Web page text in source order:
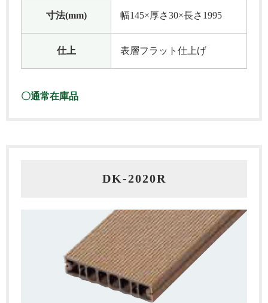
寸法(mm) 幅145×厚さ30×長さ1995
仕上 表層フラット仕上げ
〇通常在庫品
DK-2020R